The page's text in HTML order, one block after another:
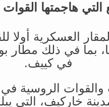
التي هاجمتها
العسكرية
بما في ذلك مطار
في كييف.
والقوات الروسية